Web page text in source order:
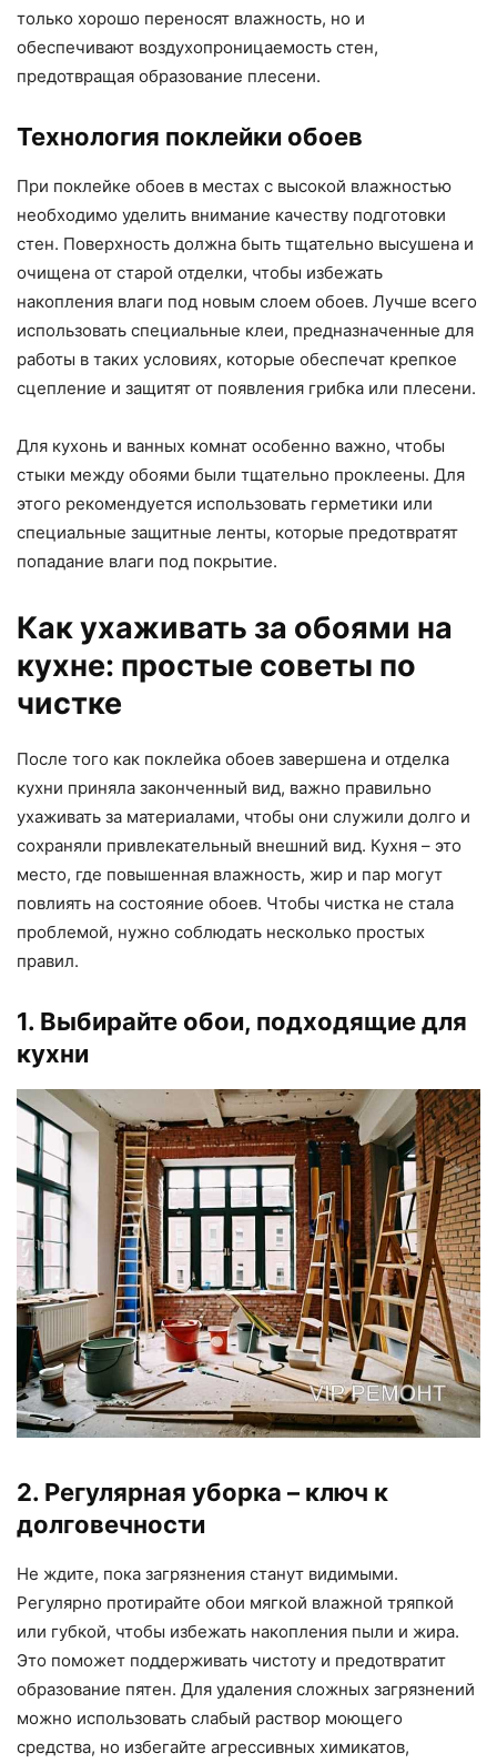
только хорошо переносят влажность, но и
обеспечивают воздухопроницаемость стен,
предотвращая образование плесени.
Технология поклейки обоев
При поклейке обоев в местах с высокой влажностью
необходимо уделить внимание качеству подготовки
стен. Поверхность должна быть тщательно высушена и
очищена от старой отделки, чтобы избежать
накопления влаги под новым слоем обоев. Лучше всего
использовать специальные клеи, предназначенные для
работы в таких условиях, которые обеспечат крепкое
сцепление и защитят от появления грибка или плесени.
Для кухонь и ванных комнат особенно важно, чтобы
стыки между обоями были тщательно проклеены. Для
этого рекомендуется использовать герметики или
специальные защитные ленты, которые предотвратят
попадание влаги под покрытие.
Как ухаживать за обоями на
кухне: простые советы по
чистке
После того как поклейка обоев завершена и отделка
кухни приняла законченный вид, важно правильно
ухаживать за материалами, чтобы они служили долго и
сохраняли привлекательный внешний вид. Кухня – это
место, где повышенная влажность, жир и пар могут
повлиять на состояние обоев. Чтобы чистка не стала
проблемой, нужно соблюдать несколько простых
правил.
1. Выбирайте обои, подходящие для
кухни
2. Регулярная уборка – ключ к
долговечности
Не ждите, пока загрязнения станут видимыми.
Регулярно протирайте обои мягкой влажной тряпкой
или губкой, чтобы избежать накопления пыли и жира.
Это поможет поддерживать чистоту и предотвратит
образование пятен. Для удаления сложных загрязнений
можно использовать слабый раствор моющего
средства, но избегайте агрессивных химикатов,